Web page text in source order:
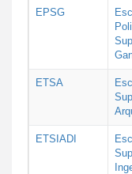
EPSG
ETSA
ETSIADI